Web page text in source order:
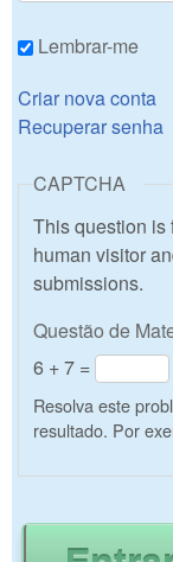
Lembrar-me
Criar nova conta
Recuperar senha
CAPTCHA
This question is
human visitor
submissions.
Questão de
6 + 7 =
Resolva este
resultado. Por